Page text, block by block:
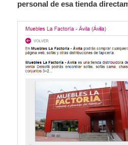
personal de esa tienda